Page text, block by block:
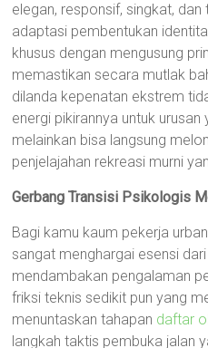
elegan, responsif, singkat,
adaptasi pembentukan
khusus dengan mengusung
memastikan secara mutlak
dilanda kepenatan ekstrem
energi pikirannya untuk
melainkan bisa langsung
penjelajahan rekreasi murni
Gerbang Transisi Psikologis
Bagi kamu kaum pekerja
sangat menghargai esensi
mendambakan pengalaman
friksi teknis sedikit pun yang
menuntaskan tahapan daftar
langkah taktis pembuka jalan